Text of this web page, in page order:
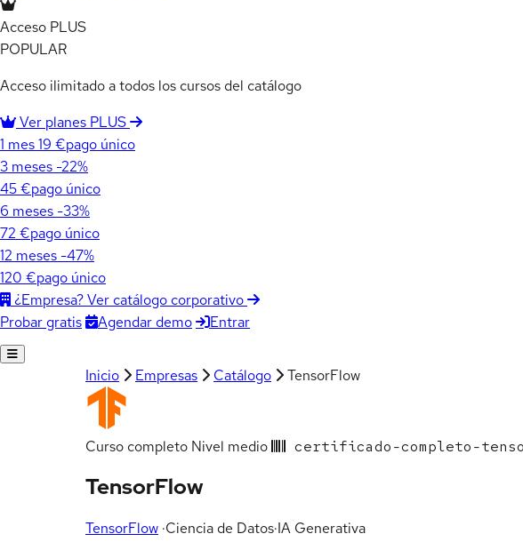
Acceso PLUS
POPULAR
Acceso ilimitado a todos los cursos del catálogo
Ver planes PLUS
1 mes19 €pago único
3 meses -22%
45 €pago único
6 meses -33%
72 €pago único
12 meses -47%
120 €pago único
¿Empresa? Ver catálogo corporativo
Probar gratis
Agendar demo Entrar
Inicio Empresas Catálogo TensorFlow
Curso completo Nivel medio certificado-completo-
TensorFlow
TensorFlow ·Ciencia de Datos·IA Generativa